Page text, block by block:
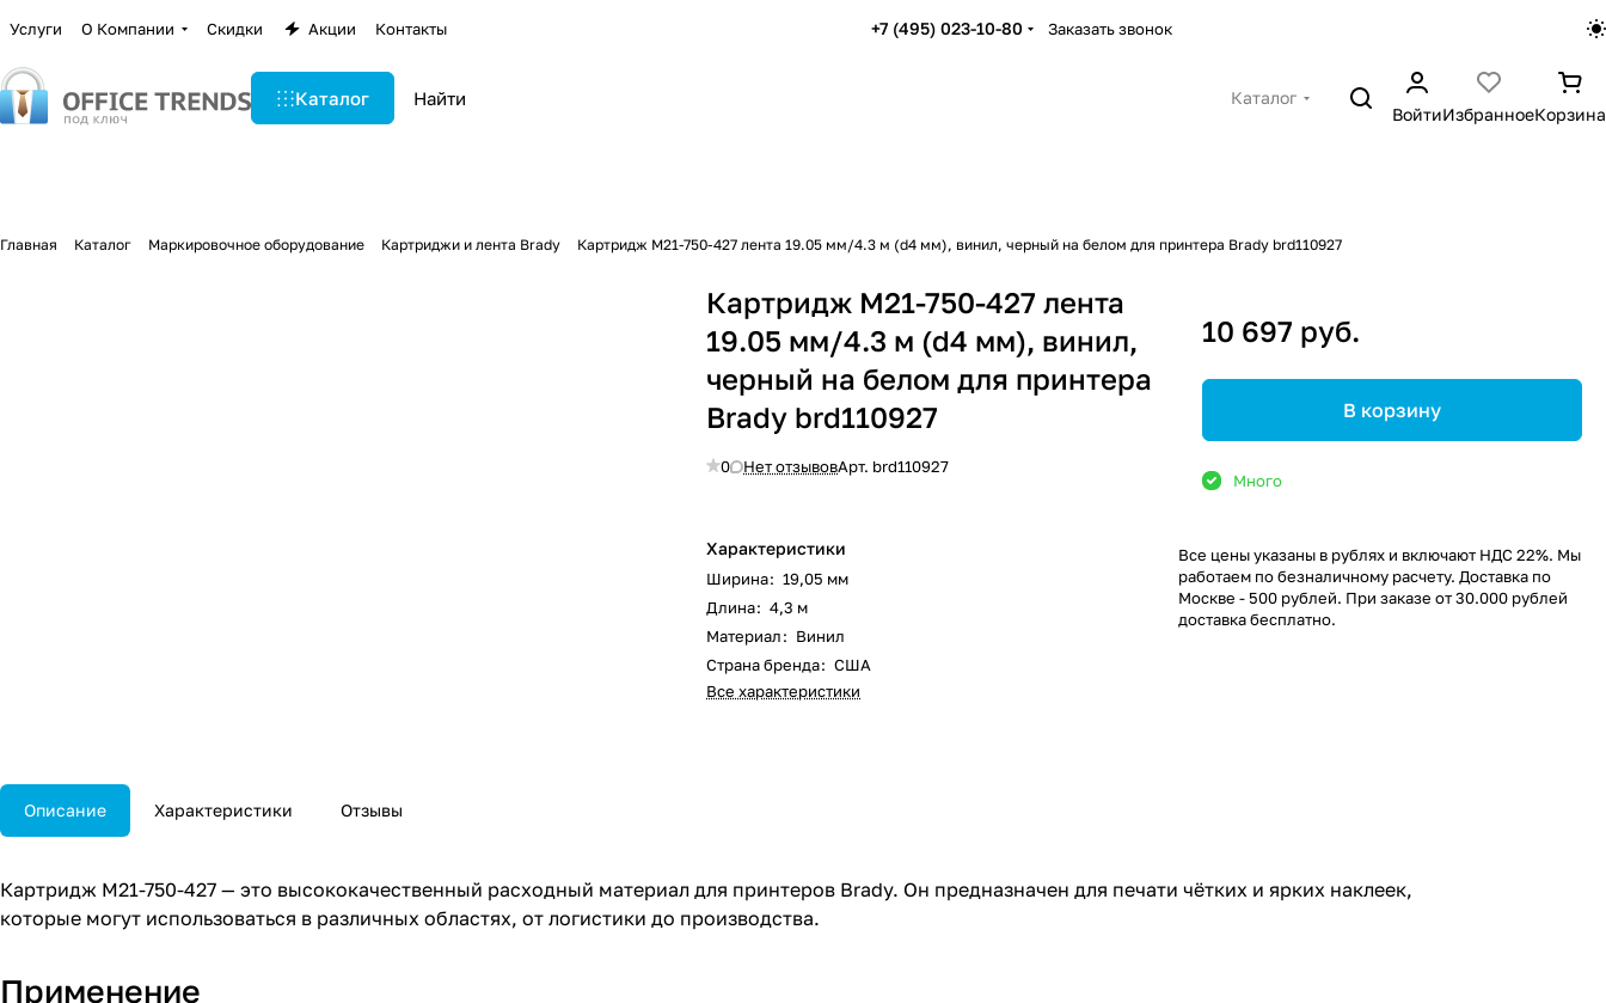
Услуги О Компании Скидки Акции Контакты +7 (495) 023-10-80 Заказать звонок
Каталог
Каталог
ВойтиИзбранноеКорзина
Главная Каталог Маркировочное оборудование Картриджи и лента Brady Картридж M21-750-427 лента 19.05 мм/4.3 м (d4 мм), винил, черный на белом для принтера Brady brd110927
Картридж M21-750-427 лента
19.05 мм/4.3 м (d4 мм), винил,
черный на белом для принтера
Brady brd110927
0 Нет отзывовАрт. brd110927
Характеристики
Ширина: 19,05 мм
Длина: 4,3 м
Материал: Винил
Страна бренда: США
Все характеристики
10 697 руб.
В корзину
Много
Все цены указаны в рублях и включают НДС 22%. Мы
работаем по безналичному расчету. Доставка по
Москве - 500 рублей. При заказе от 30.000 рублей
доставка бесплатно.
Описание Характеристики Отзывы
Картридж M21-750-427 — это высококачественный расходный материал для принтеров Brady. Он предназначен для печати чётких и ярких наклеек,
которые могут использоваться в различных областях, от логистики до производства.
Применение